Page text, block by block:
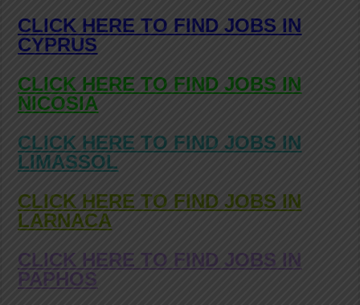
CLICK HERE TO FIND JOBS IN
CYPRUS
CLICK HERE TO FIND JOBS IN
NICOSIA
CLICK HERE TO FIND JOBS IN
LIMASSOL
CLICK HERE TO FIND JOBS IN
LARNACA
CLICK HERE TO FIND JOBS IN
PAPHOS